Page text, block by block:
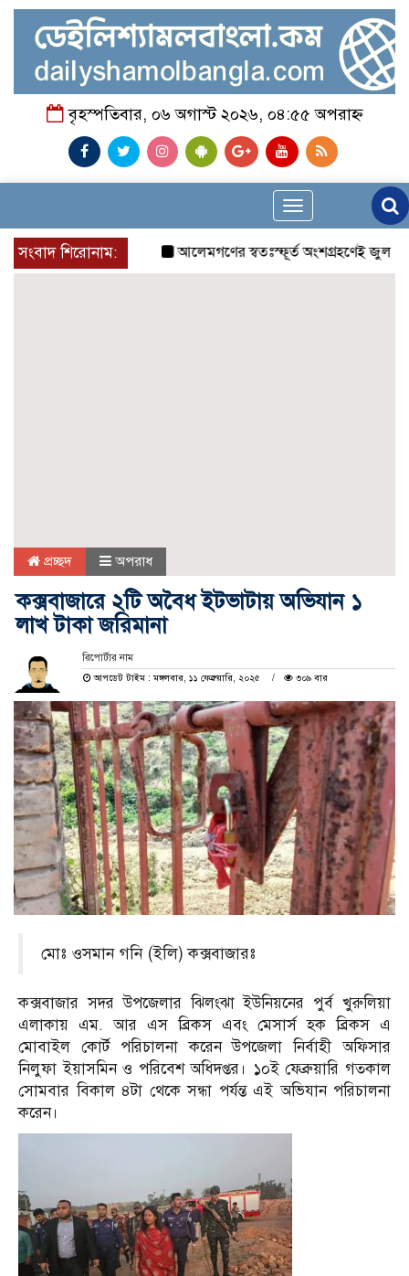
বৃহস্পতিবার, ০৬ অগাস্ট ২০২৬, ০৪:৫৫ অপরাহ্ন
Toggle
navigation
সংবাদ শিরোনাম:
আলেমগণের স্বতঃস্ফূর্ত অংশগ্রহণেই জুলাই
প্রচ্ছদ অপরাধ
কক্সবাজারে ২টি অবৈধ ইটভাটায় অভিযান ১
লাখ টাকা জরিমানা
রিপোর্টার নাম
আপডেট টাইম : মঙ্গলবার, ১১ ফেব্রুয়ারি, ২০২৫
৩০৯ বার
মোঃ ওসমান গনি (ইলি) কক্সবাজারঃ
কক্সবাজার সদর উপজেলার ঝিলংঝা ইউনিয়নের পুর্ব খুরুলিয়া
এলাকায় এম. আর এস ব্রিকস এবং মেসার্স হক ব্রিকস এ
মোবাইল কোর্ট পরিচালনা করেন উপজেলা নির্বাহী অফিসার
নিলুফা ইয়াসমিন ও পরিবেশ অধিদপ্তর। ১০ই ফেব্রুয়ারি গতকাল
সোমবার বিকাল ৪টা থেকে সন্ধা পর্যন্ত এই অভিযান পরিচালনা
করেন।